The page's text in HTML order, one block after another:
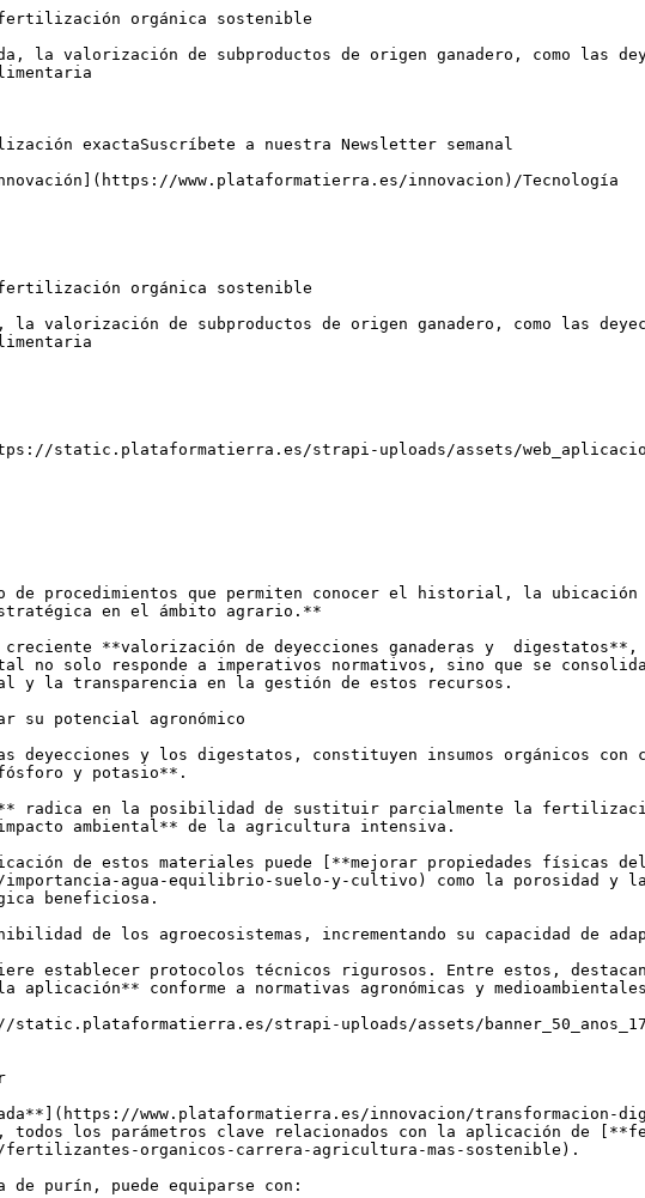
orgánica sostenible
la valorización de subproductos de origen ganadero, como las
exactaSuscríbete a nuestra Newsletter semanal
www.plataformatierra.es/innovacion)/Tecnología
orgánica sostenible
valorización de subproductos de origen ganadero, como las
strapi-uploads/assets/
procedimientos que permiten conocer el historial, la
en el ámbito agrario.**
**valorización de deyecciones ganaderas y
no solo responde a imperativos normativos, sino que se
y la transparencia en la gestión de estos recursos.
su potencial agronómico
deyecciones y los digestatos, constituyen insumos orgánicos
y potasio**.
radica en la posibilidad de sustituir parcialmente la
ambiental** de la agricultura intensiva.
de estos materiales puede [**mejorar propiedades físicas
agua-equilibrio-suelo-y-cultivo) como la porosidad y
beneficiosa.
de los agroecosistemas, incrementando su capacidad de
establecer protocolos técnicos rigurosos. Entre estos,
conforme a normativas agronómicas y
strapi-uploads/assets/
www.plataformatierra.es/innovacion/
todos los parámetros clave relacionados con la aplicación de
fertilizantes-organicos-carrera-agricultura-mas-sostenible).
de purín, puede equiparse con: